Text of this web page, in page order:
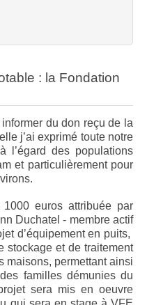
: la Fondation
du don reçu de la
j’ai exprimé toute notre
l’égard des populations
et particulièrement pour
euros attribuée par
Duchatel - membre actif
d’équipement en puits,
stockage et de traitement
maisons, permettant ainsi
familles démunies du
sera mis en oeuvre